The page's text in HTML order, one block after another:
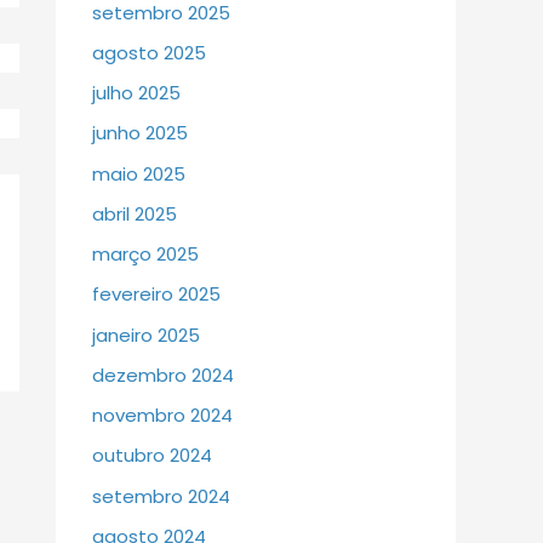
setembro 2025
agosto 2025
julho 2025
junho 2025
maio 2025
abril 2025
março 2025
fevereiro 2025
janeiro 2025
dezembro 2024
novembro 2024
outubro 2024
setembro 2024
agosto 2024